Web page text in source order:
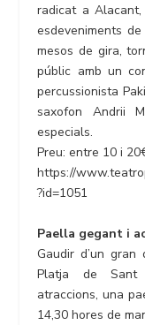
radicat a
esdeveniments
mesos de gira,
públic amb un
percussionista
saxofon Andrii
especials.
Preu: entre 10 i
https://
?id=1051
Paella gegant i
Gaudir d’un
Platja de Sant
atraccions, una
14,30 hores de